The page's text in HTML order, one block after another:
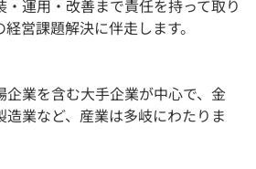
運用・改善まで責任を持って取り
営課題解決に伴走します。
企業を含む大手企業が中心で、金
業など、産業は多岐にわたりま